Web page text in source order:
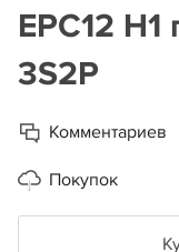
EPC12
3S2P
Комментариев
Покупок